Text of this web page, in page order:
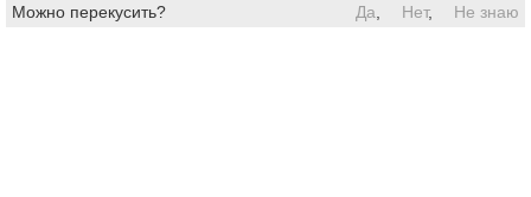
Можно перекусить?
Да Нет, Не знаю